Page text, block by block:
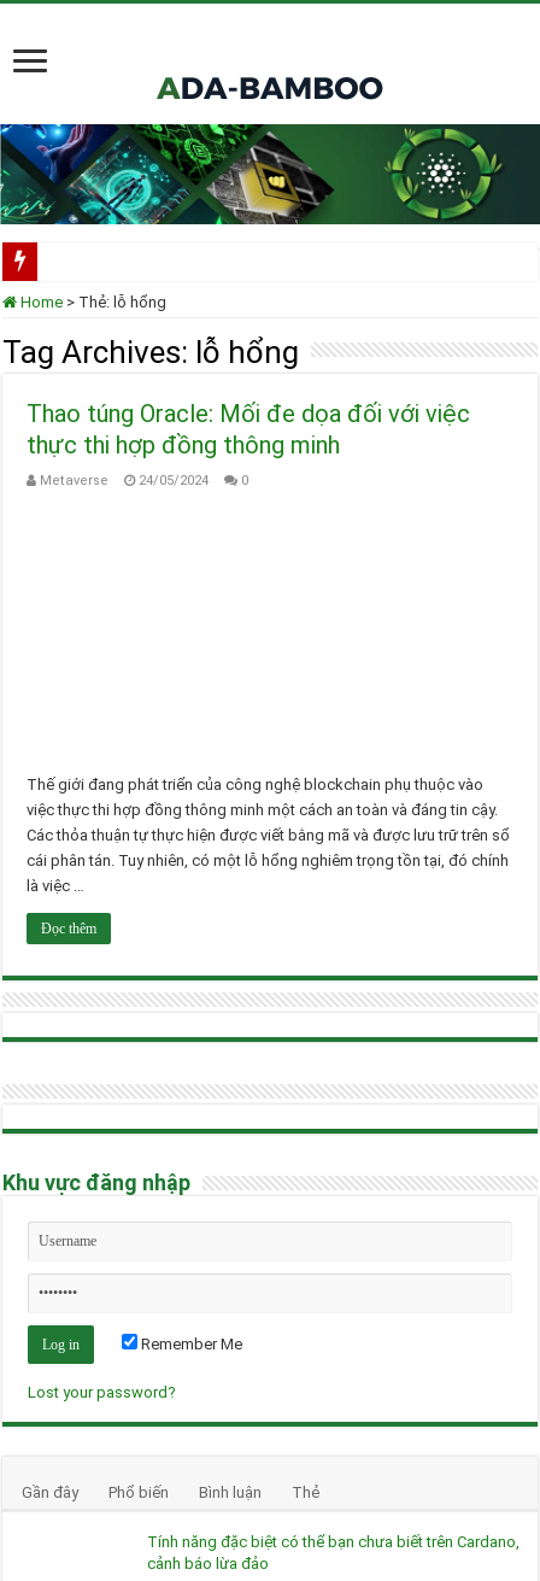
Scorechain tích hợp toàn diện Cardano cho việc tuân thủ và điều tra blockchain
Cardano ADA liên tục được thêm vào danh mục ETF của các tổ chức lớn
Input Output Tiên Phong Đổi Mới Hợp Đồng Thông Minh cho Bitcoin, Mở
Tầm nhìn của Charles Hoskinson về Cardano và Bitcoin DeFi
Home > Thẻ: lỗ hổng
Tag Archives: lỗ hổng
Thao túng Oracle: Mối đe dọa đối với việc
thực thi hợp đồng thông minh
Metaverse 24/05/2024 0
Thế giới đang phát triển của công nghệ blockchain phụ thuộc vào
việc thực thi hợp đồng thông minh một cách an toàn và đáng tin cậy.
Các thỏa thuận tự thực hiện được viết bằng mã và được lưu trữ trên sổ
cái phân tán. Tuy nhiên, có một lỗ hổng nghiêm trọng tồn tại, đó chính
là việc …
Đọc thêm
Khu vực đăng nhập
Remember Me
Lost your password?
Gần đây Phổ biến Bình luận Thẻ
Tính năng đặc biệt có thể bạn chưa biết trên Cardano,
cảnh báo lừa đảo